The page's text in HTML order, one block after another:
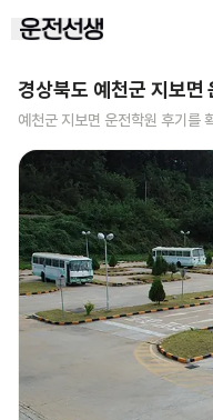
경상북도 예천군 지보면
예천군 지보면 운전학원 후기를